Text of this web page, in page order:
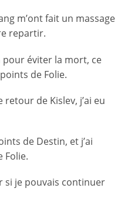
m’ont fait un massage
repartir.
pour éviter la mort, ce
de Folie.
de Kislev, j’ai eu
de Destin, et j’ai
Folie.
si je pouvais continuer